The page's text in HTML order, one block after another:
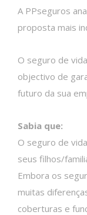
A PPseguros
proposta mais
O seguro de
objectivo de
futuro da sua
Sabia que:
O seguro de
seus filhos/
Embora os
muitas
coberturas e